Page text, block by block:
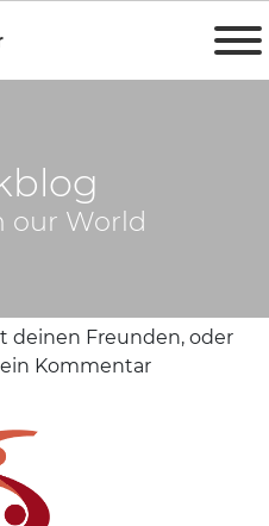
our World
deinen Freunden, oder
Kommentar